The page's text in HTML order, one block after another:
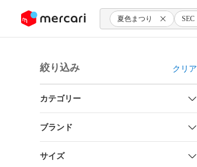
ツにスキップ 夏色まつり SEC
絞り込み クリア
カテゴリー
ブランド
サイズ